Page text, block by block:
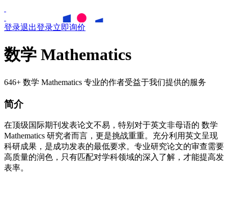
登录退出登录立即询价
数学 Mathematics
646+ 数学 Mathematics 专业的作者受益于我们提供的服务
简介
在顶级国际期刊发表论文不易，特别对于英文非母语的 数学
Mathematics 研究者而言，更是挑战重重。充分利用英文呈现
科研成果，是成功发表的最低要求。专业研究论文的审查需要
高质量的润色，只有匹配对学科领域的深入了解，才能提高发
表率。